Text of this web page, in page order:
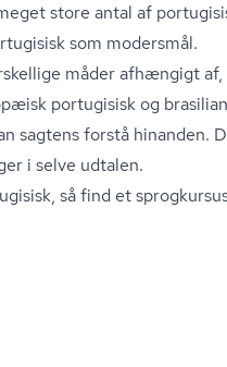
store antal af
som modersmål.
måder afhængigt
portugisisk og
sagtens forstå hinanden.
i selve udtalen.
så find et